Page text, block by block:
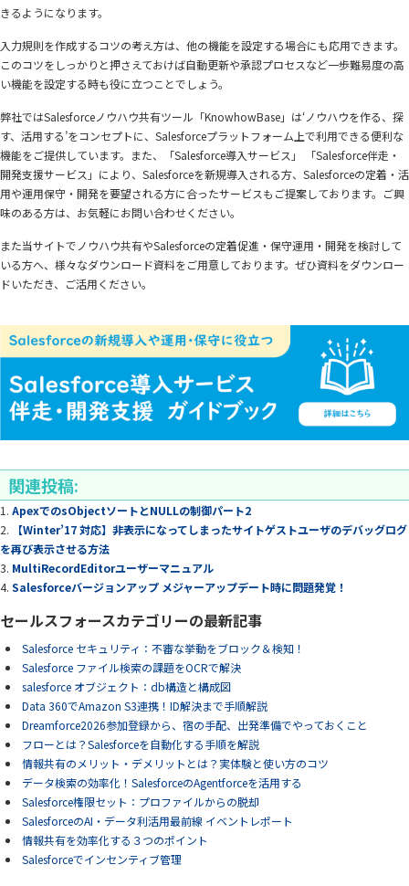
きるようになります。
入力規則を作成するコツの考え方は、他の機能を設定する場合にも応用できます。
このコツをしっかりと押さえておけば自動更新や承認プロセスなど一歩難易度の高
い機能を設定する時も役に立つことでしょう。
弊社ではSalesforceノウハウ共有ツール「KnowhowBase」は‘ノウハウを作る、探
す、活用する’をコンセプトに、Salesforceプラットフォーム上で利用できる便利な
機能をご提供しています。また、「Salesforce導入サービス」 「Salesforce伴走・
開発支援サービス」により、Salesforceを新規導入される方、Salesforceの定着・活
用や運用保守・開発を要望される方に合ったサービスもご提案しております。ご興
味のある方は、お気軽にお問い合わせください。
また当サイトでノウハウ共有やSalesforceの定着促進・保守運用・開発を検討して
いる方へ、様々なダウンロード資料をご用意しております。ぜひ資料をダウンロー
ドいただき、ご活用ください。
関連投稿:
ApexでのsObjectソートとNULLの制御パート2
【Winter’17 対応】非表示になってしまったサイトゲストユーザのデバッグログ
を再び表示させる方法
MultiRecordEditorユーザーマニュアル
Salesforceバージョンアップ メジャーアップデート時に問題発覚！
セールスフォースカテゴリーの最新記事
Salesforce セキュリティ：不審な挙動をブロック＆検知！
Salesforce ファイル検索の課題をOCRで解決
salesforce オブジェクト：db構造と構成図
Data 360でAmazon S3連携！ID解決まで手順解説
Dreamforce2026参加登録から、宿の手配、出発準備でやっておくこと
フローとは？Salesforceを自動化する手順を解説
情報共有のメリット・デメリットとは？実体験と使い方のコツ
データ検索の効率化！SalesforceのAgentforceを活用する
Salesforce権限セット：プロファイルからの脱却
SalesforceのAI・データ利活用最前線 イベントレポート
情報共有を効率化する３つのポイント
Salesforceでインセンティブ管理